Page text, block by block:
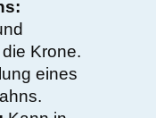
Krone.
eines